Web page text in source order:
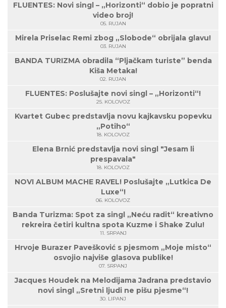
FLUENTES: Novi singl – „Horizonti“ dobio je popratni
video broj!
05. RUJAN
Mirela Priselac Remi zbog „Slobode“ obrijala glavu!
03. RUJAN
BANDA TURIZMA obradila “Pljačkam turiste” benda
Kiša Metaka!
02. RUJAN
FLUENTES: Poslušajte novi singl – „Horizonti“!
25. KOLOVOZ
Kvartet Gubec predstavlja novu kajkavsku popevku
„Potiho“
18. KOLOVOZ
Elena Brnić predstavlja novi singl "Jesam li
prespavala"
18. KOLOVOZ
NOVI ALBUM MACHE RAVEL! Poslušajte „Lutkica De
Luxe“!
06. KOLOVOZ
Banda Turizma: Spot za singl „Neću radit“ kreativno
rekreira četiri kultna spota Kuzme i Shake Zulu!
11. SRPANJ
Hrvoje Burazer Pavešković s pjesmom „Moje misto“
osvojio najviše glasova publike!
07. SRPANJ
Jacques Houdek na Melodijama Jadrana predstavio
novi singl „Sretni ljudi ne pišu pjesme“!
30. LIPANJ